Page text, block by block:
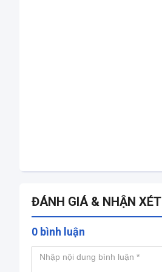
ĐÁNH GIÁ & NHẬN XÉT
0 bình luận